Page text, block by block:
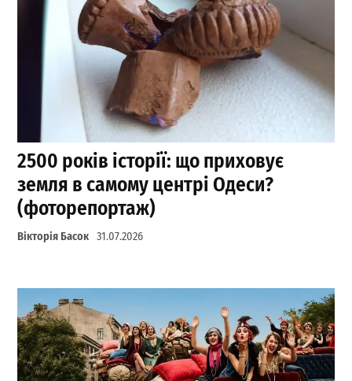
2500 років історії: що приховує
земля в самому центрі Одеси?
(фоторепортаж)
Вікторія Басок 31.07.2026